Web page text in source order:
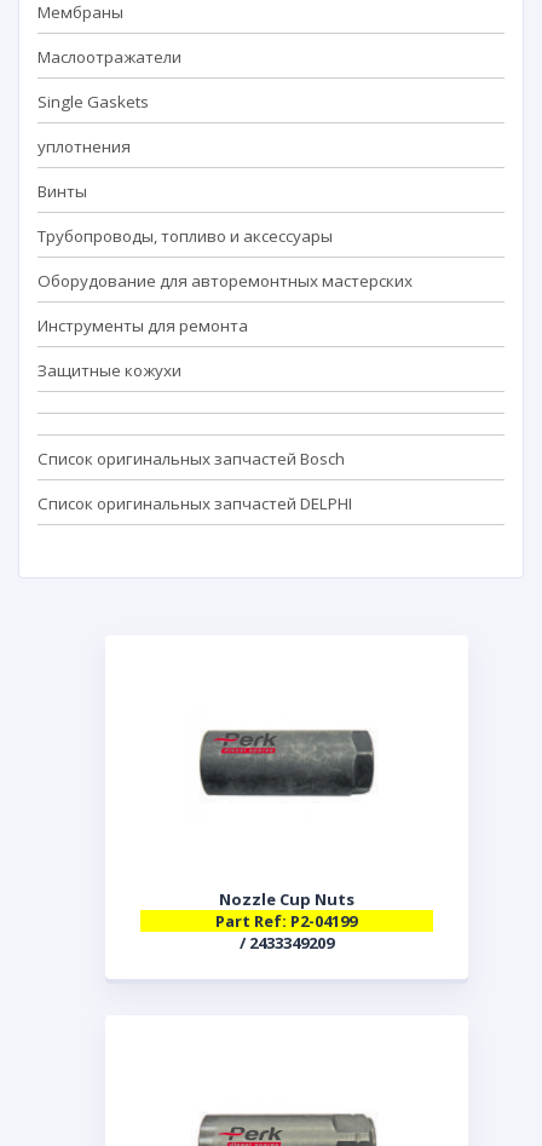
Мембраны
Маслоотражатели
Single Gaskets
уплотнения
Винты
Трубопроводы, топливо и аксессуары
Оборудование для авторемонтных мастерских
Инструменты для ремонта
Защитные кожухи
Список оригинальных запчастей Bosch
Список оригинальных запчастей DELPHI
Nozzle Cup Nuts
Part Ref: P2-04199
/ 2433349209